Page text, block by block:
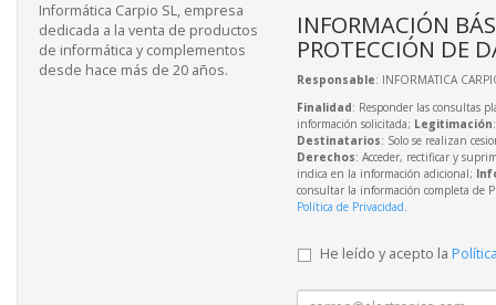
Informática Carpio SL, empresa
dedicada a la venta de productos
de informática y complementos
desde hace más de 20 años.
INFORMACIÓN
PROTECCIÓN DE
Responsable: INFORMATICA
Finalidad: Responder las consultas
información solicitada; Legitimación
Destinatarios: Solo se realizan
Derechos: Acceder, rectificar y
indica en la información adicional;
consultar la información completa de
Política de Privacidad.
He leído y acepto la